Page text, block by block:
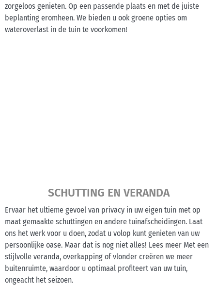
zorgeloos genieten. Op een passende plaats en met de juiste
beplanting eromheen. We bieden u ook groene opties om
wateroverlast in de tuin te voorkomen!
SCHUTTING EN VERANDA
Ervaar het ultieme gevoel van privacy in uw eigen tuin met op
maat gemaakte schuttingen en andere tuinafscheidingen. Laat
ons het werk voor u doen, zodat u volop kunt genieten van uw
persoonlijke oase. Maar dat is nog niet alles! Lees meer Met een
stijlvolle veranda, overkapping of vlonder creëren we meer
buitenruimte, waardoor u optimaal profiteert van uw tuin,
ongeacht het seizoen.